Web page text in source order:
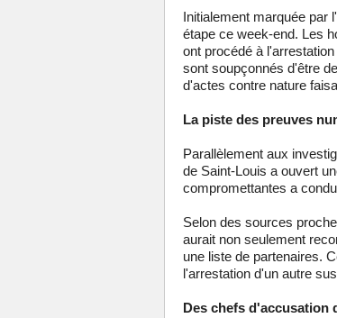
Initialement marquée par
étape ce week-end. Les
ont procédé à
sont soupçonnés d'être
d'actes contre nature
La piste des preuves
Parallèlement aux
de Saint-Louis a ouvert
compromettantes a
Selon des sources
aurait non seulement
une liste de partenaires.
l'arrestation d'un autre
Des chefs d'accusation